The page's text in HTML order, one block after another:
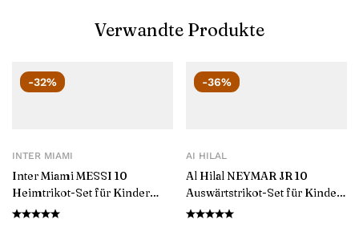
Verwandte Produkte
-32%
INTER MIAMI
Inter Miami MESSI 10
Heimtrikot-Set für Kinder
2024/25
-36%
AI HILAL
Al Hilal NEYMAR JR 10
Auswärtstrikot-Set für Kinder
2024/25